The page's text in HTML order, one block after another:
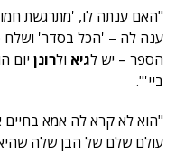
"האם ענתה לו, 'מתרגשת
ענה לה – 'הכל בסדר' ושלח
הספר – יש לגיא ולרונן יום
ביי'".
"הוא לא קרא לה אמא
עולם שלם של הבן שלה